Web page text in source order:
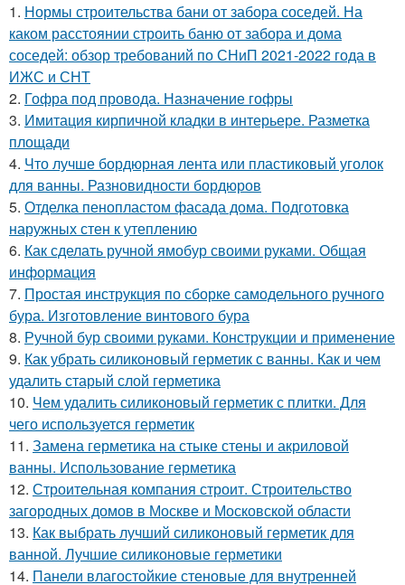
1. Нормы строительства бани от забора соседей. На
каком расстоянии строить баню от забора и дома
соседей: обзор требований по СНиП 2021-2022 года в
ИЖС и СНТ
2. Гофра под провода. Назначение гофры
3. Имитация кирпичной кладки в интерьере. Разметка
площади
4. Что лучше бордюрная лента или пластиковый уголок
для ванны. Разновидности бордюров
5. Отделка пенопластом фасада дома. Подготовка
наружных стен к утеплению
6. Как сделать ручной ямобур своими руками. Общая
информация
7. Простая инструкция по сборке самодельного ручного
бура. Изготовление винтового бура
8. Ручной бур своими руками. Конструкции и применение
9. Как убрать силиконовый герметик с ванны. Как и чем
удалить старый слой герметика
10. Чем удалить силиконовый герметик с плитки. Для
чего используется герметик
11. Замена герметика на стыке стены и акриловой
ванны. Использование герметика
12. Строительная компания строит. Строительство
загородных домов в Москве и Московской области
13. Как выбрать лучший силиконовый герметик для
ванной. Лучшие силиконовые герметики
14. Панели влагостойкие стеновые для внутренней